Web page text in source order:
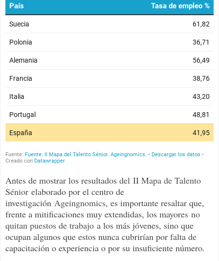
Antes de mostrar los resultados del II Mapa de Talento
Sénior elaborado por el centro de
investigación Ageingnomics, es importante resaltar que,
frente a mitificaciones muy extendidas, los mayores no
quitan puestos de trabajo a los más jóvenes, sino que
ocupan algunos que estos nunca cubrirían por falta de
capacitación o experiencia o por su insuficiente número.